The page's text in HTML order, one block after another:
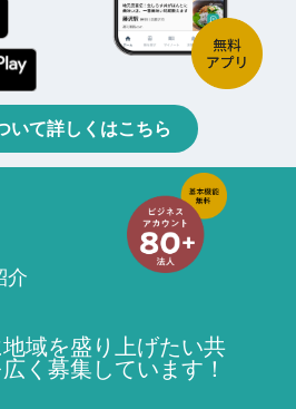
いて詳しくはこちら
介
地域を盛り上げたい共
く募集しています！